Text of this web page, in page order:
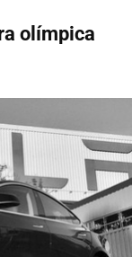
olímpica